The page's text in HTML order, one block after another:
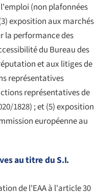
(non plafonnées
exposition aux marchés
la performance des
du Bureau des
et aux litiges de
représentatives
représentatives de
1828) ; et (5) exposition
européenne au
au titre du S.I.
de l'EAA à l'article 30